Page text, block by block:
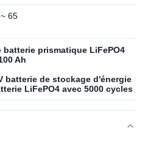
65
batterie prismatique LiFePO4
Ah
batterie de stockage d'énergie
LiFePO4 avec 5000 cycles